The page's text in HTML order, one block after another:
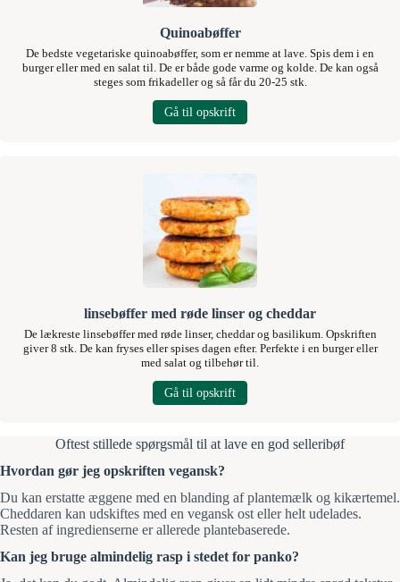
Quinoabøffer
De bedste vegetariske quinoabøffer, som er nemme at lave. Spis dem i en
burger eller med en salat til. De er både gode varme og kolde. De kan også
steges som frikadeller og så får du 20-25 stk.
Gå til opskrift
linsebøffer med røde linser og cheddar
De lækreste linsebøffer med røde linser, cheddar og basilikum. Opskriften
giver 8 stk. De kan fryses eller spises dagen efter. Perfekte i en burger eller
med salat og tilbehør til.
Gå til opskrift
Oftest stillede spørgsmål til at lave en god selleribøf
Hvordan gør jeg opskriften vegansk?
Du kan erstatte æggene med en blanding af plantemælk og kikærtemel.
Cheddaren kan udskiftes med en vegansk ost eller helt udelades.
Resten af ingredienserne er allerede plantebaserede.
Kan jeg bruge almindelig rasp i stedet for panko?